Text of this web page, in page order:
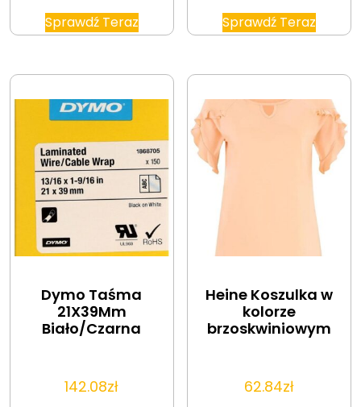
Sprawdź Teraz Sprawdź Teraz
Dymo Taśma
21X39Mm
Biało/Czarna
142.08zł
Heine Koszulka w
kolorze
brzoskwiniowym
62.84zł